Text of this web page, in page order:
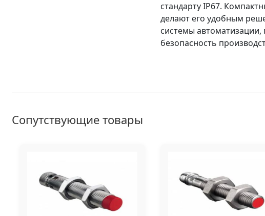
стандарту IP67.
делают его удобным
системы
безопасность
Сопутствующие товары